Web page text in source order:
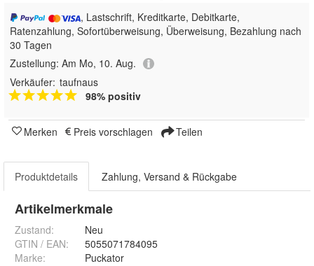
, Lastschrift, Kreditkarte, Debitkarte,
Ratenzahlung, Sofortüberweisung, Überweisung, Bezahlung nach
30 Tagen
Zustellung: Am Mo, 10. Aug.
Verkäufer: taufnaus
98% positiv
Merken Preis vorschlagen Teilen
Produktdetails Zahlung, Versand & Rückgabe
Artikelmerkmale
Zustand:
Neu
GTIN / EAN:
5055071784095
Marke:
Puckator